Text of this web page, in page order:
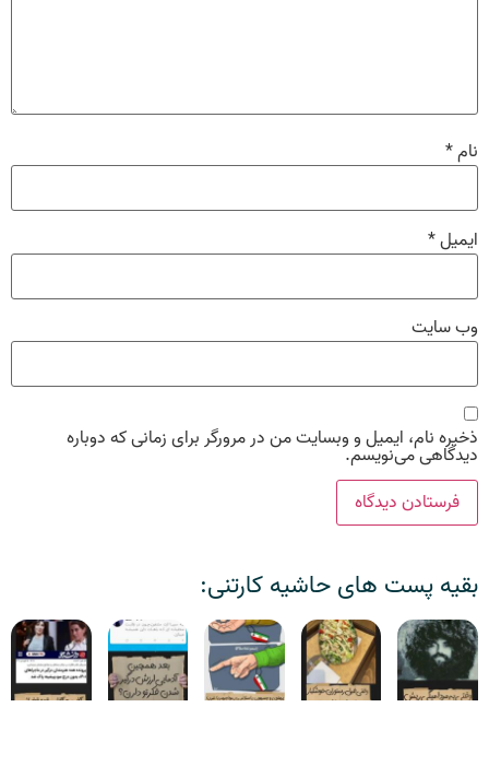
نام*
ایمیل*
وب‌ سایت
ذخیره نام، ایمیل و وبسایت من در مرورگر برای زمانی که دوباره
دیدگاهی می‌نویسم.
بقیه پست های حاشیه کارتنی: